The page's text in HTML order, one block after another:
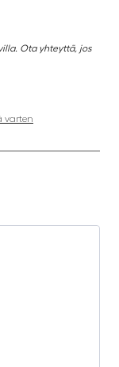
Ota yhteyttä, jos
varten